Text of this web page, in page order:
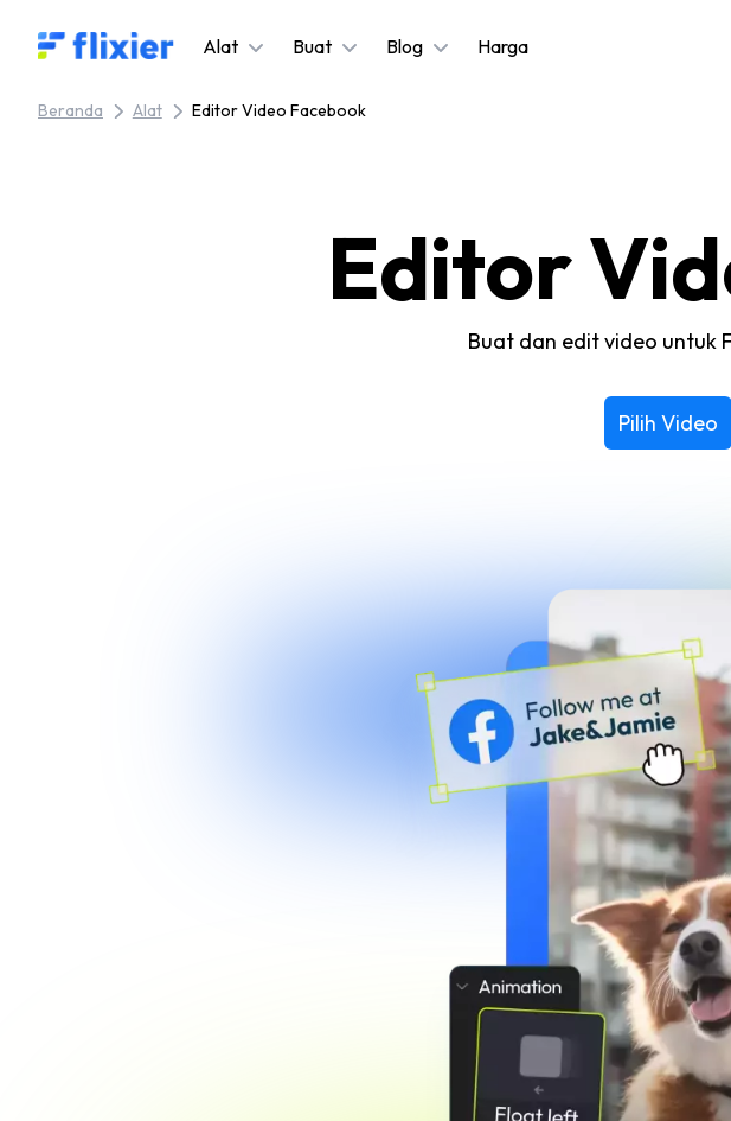
Flixier logo - Home Alat Buat Blog Harga
Beranda Alat Editor Video Facebook
Editor
Buat dan edit video untuk
Pilih Video